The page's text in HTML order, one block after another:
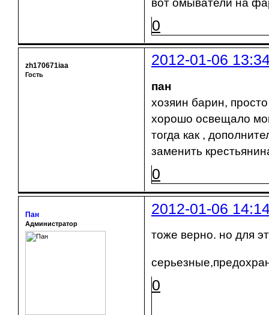
0
2012-01-06
zh170671iaa
Гость
пан
хозяин барин,
хорошо освещало
тогда как ,
заменить
0
2012-01-06
Пан
Администратор
тоже верно. но для
0